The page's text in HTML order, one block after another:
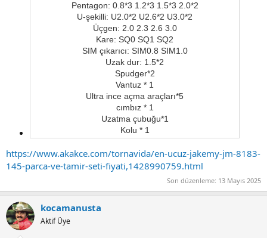
Pentagon: 0.8*3 1.2*3 1.5*3 2.0*2
U-şekilli: U2.0*2 U2.6*2 U3.0*2
Üçgen: 2.0 2.3 2.6 3.0
Kare: SQ0 SQ1 SQ2
SIM çıkarıcı: SIM0.8 SIM1.0
Uzak dur: 1.5*2
Spudger*2
Vantuz * 1
Ultra ince açma araçları*5
cımbız * 1
Uzatma çubuğu*1
Kolu * 1​
https://www.akakce.com/tornavida/en-ucuz-jakemy-jm-8183-
145-parca-ve-tamir-seti-fiyati,1428990759.html
Son düzenleme: 13 Mayıs 2025
kocamanusta
Aktif Üye